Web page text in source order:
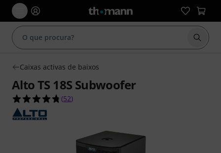
Iniciar
Caixas activas de baixos
Alto TS 18S Subwoofer
4.7 de 5 estrelas de 52 avaliações de clientes
(52)